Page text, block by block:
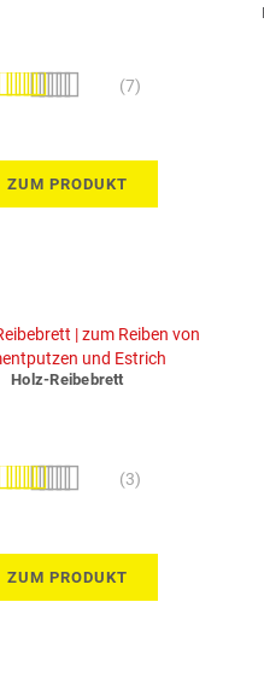
Bewertung: (7)
ZUM PRODUKT
Holz-Reibebrett
Bewertung: (3)
ZUM PRODUKT